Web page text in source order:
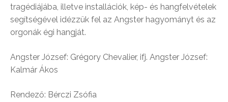
tragédiájába, illetve installációk, kép- és hangfelvételek
segítségével idézzük fel az Angster hagyományt és az
orgonák égi hangját.
Angster József: Grégory Chevalier, ifj. Angster József:
Kalmár Ákos
Rendező: Bérczi Zsófia